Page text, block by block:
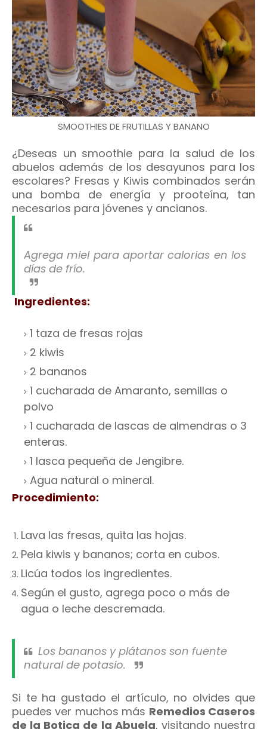
SMOOTHIES DE FRUTILLAS Y BANANO
¿Deseas un smoothie para la salud de los
abuelos además de los desayunos para los
escolares? Fresas y Kiwis combinados serán
una bomba de energía y prooteína, tan
necesarios para jóvenes y ancianos.
Agrega miel para aportar calorias en los
días de frío.
Ingredientes:
1 taza de fresas rojas
2 kiwis
2 bananos
1 cucharada de Amaranto, semillas o
polvo
1 cucharada de lascas de almendras o 3
enteras.
1 lasca pequeña de Jengibre.
Agua natural o mineral.
Procedimiento:
Lava las fresas, quita las hojas.
Pela kiwis y bananos; corta en cubos.
Licúa todos los ingredientes.
Según el gusto, agrega poco o más de
agua o leche descremada.
Los bananos y plátanos son fuente
natural de potasio.
Si te ha gustado el artículo, no olvides que
puedes ver muchos más Remedios Caseros
de la Botica de la Abuela, visitando nuestra